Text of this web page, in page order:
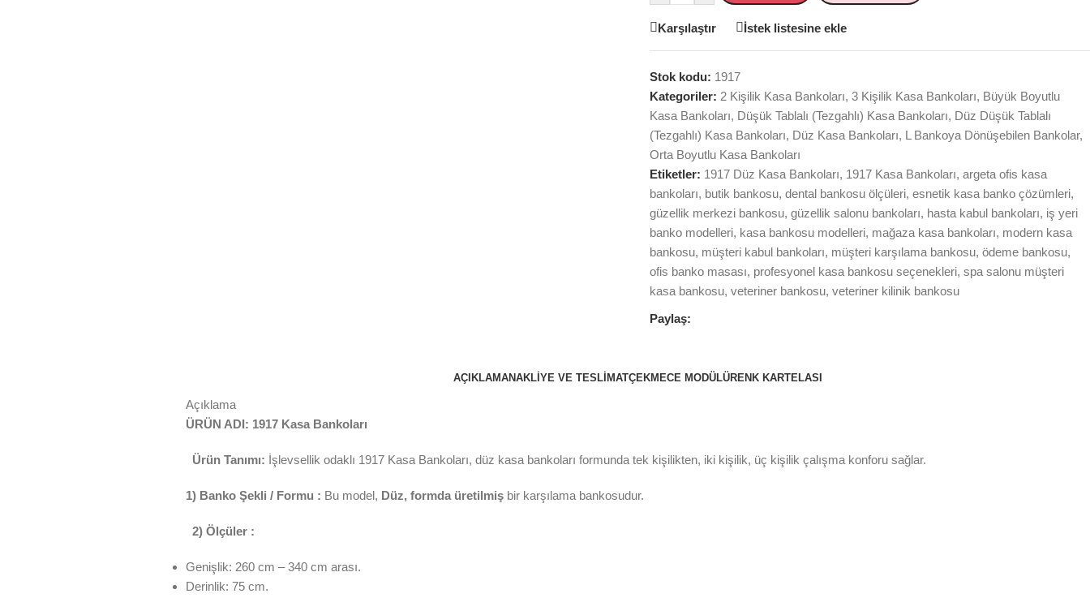
Karşılaştır İstek listesine ekle
Stok kodu: 1917
Kategoriler: 2 Kişilik Kasa Bankoları, 3 Kişilik Kasa Bankoları, Büyük Boyutlu
Kasa Bankoları, Düşük Tablalı (Tezgahlı) Kasa Bankoları, Düz Düşük Tablalı
(Tezgahlı) Kasa Bankoları, Düz Kasa Bankoları, L Bankoya Dönüşebilen Bankolar,
Orta Boyutlu Kasa Bankoları
Etiketler: 1917 Düz Kasa Bankoları, 1917 Kasa Bankoları, argeta ofis kasa
bankoları, butik bankosu, dental bankosu ölçüleri, esnetik kasa banko çözümleri,
güzellik merkezi bankosu, güzellik salonu bankoları, hasta kabul bankoları, iş yeri
banko modelleri, kasa bankosu modelleri, mağaza kasa bankoları, modern kasa
bankosu, müşteri kabul bankoları, müşteri karşılama bankosu, ödeme bankosu,
ofis banko masası, profesyonel kasa bankosu seçenekleri, spa salonu müşteri
kasa bankosu, veteriner bankosu, veteriner kilinik bankosu
Paylaş:
AÇIKLAMANAKLIYE VE TESLIMATÇEKMECE MODÜLÜRENK KARTELASI
Açıklama
ÜRÜN ADI: 1917 Kasa Bankoları
Ürün Tanımı: İşlevsellik odaklı 1917 Kasa Bankoları, düz kasa bankoları formunda tek kişilikten, iki kişilik, üç kişilik çalışma konforu sağlar.
1) Banko Şekli / Formu : Bu model, Düz, formda üretilmiş bir karşılama bankosudur.
2) Ölçüler :
Genişlik: 260 cm – 340 cm arası.
Derinlik: 75 cm.